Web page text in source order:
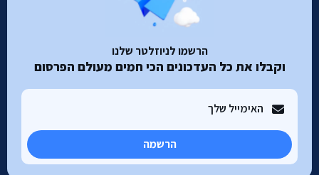
הרשמו לניוזלטר שלנו
וקבלו את כל העדכונים הכי חמים מעולם הפרסום
הרשמה